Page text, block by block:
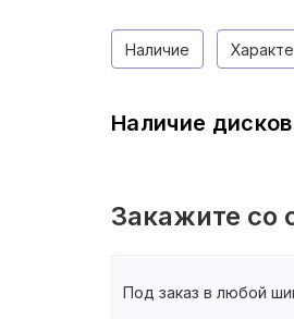
Наличие
Наличие
Закажите со
Под заказ в любой